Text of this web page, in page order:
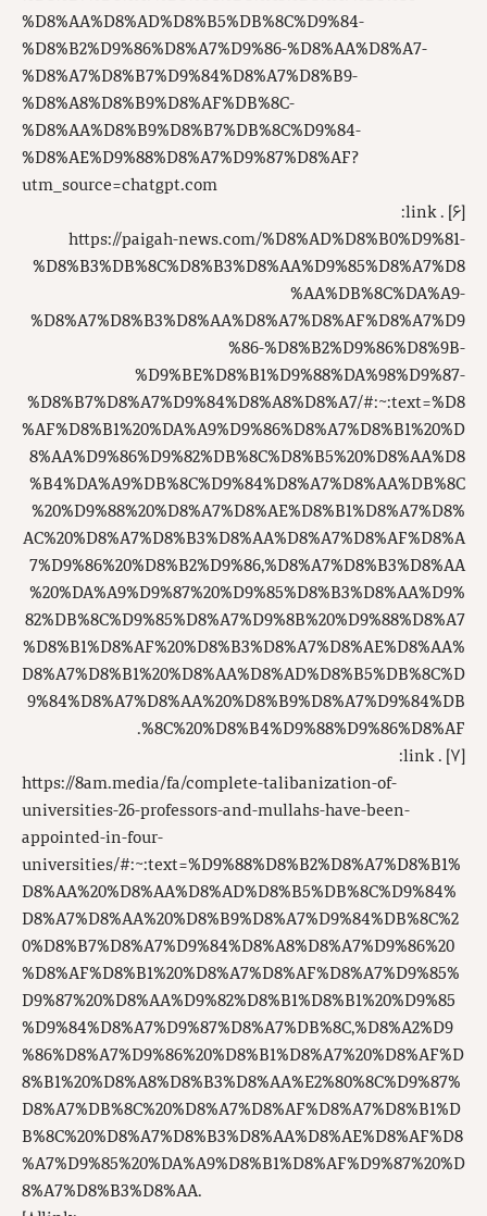
%D8%AA%D8%AD%D8%B5%DB%8C%D9%84-
%D8%B2%D9%86%D8%A7%D9%86-%D8%AA%D8%A7-
%D8%A7%D8%B7%D9%84%D8%A7%D8%B9-
%D8%A8%D8%B9%D8%AF%DB%8C-
%D8%AA%D8%B9%D8%B7%DB%8C%D9%84-
%D8%AE%D9%88%D8%A7%D9%87%D8%AF?
utm_source=chatgpt.com
[۶] . link:
https://paigah-news.com/%D8%AD%D8%B0%D9%81-
%D8%B3%DB%8C%D8%B3%D8%AA%D9%85%D8%A7%D8
%AA%DB%8C%DA%A9-
%D8%A7%D8%B3%D8%AA%D8%A7%D8%AF%D8%A7%D9
%86-%D8%B2%D9%86%D8%9B-
%D9%BE%D8%B1%D9%88%DA%98%D9%87-
%D8%B7%D8%A7%D9%84%D8%A8%D8%A7/#:~:text=%D8
%AF%D8%B1%20%DA%A9%D9%86%D8%A7%D8%B1%20%D
8%AA%D9%86%D9%82%DB%8C%D8%B5%20%D8%AA%D8
%B4%DA%A9%DB%8C%D9%84%D8%A7%D8%AA%DB%8C
%20%D9%88%20%D8%A7%D8%AE%D8%B1%D8%A7%D8%
AC%20%D8%A7%D8%B3%D8%AA%D8%A7%D8%AF%D8%A
7%D9%86%20%D8%B2%D9%86,%D8%A7%D8%B3%D8%AA
%20%DA%A9%D9%87%20%D9%85%D8%B3%D8%AA%D9%
82%DB%8C%D9%85%D8%A7%D9%8B%20%D9%88%D8%A7
%D8%B1%D8%AF%20%D8%B3%D8%A7%D8%AE%D8%AA%
D8%A7%D8%B1%20%D8%AA%D8%AD%D8%B5%DB%8C%D
9%84%D8%A7%D8%AA%20%D8%B9%D8%A7%D9%84%DB
%8C%20%D8%B4%D9%88%D9%86%D8%AF.
[۷]
. link:
https://8am.media/fa/complete-talibanization-of-
universities-26-professors-and-mullahs-have-been-
appointed-in-four-
universities/#:~:text=%D9%88%D8%B2%D8%A7%D8%B1%
D8%AA%20%D8%AA%D8%AD%D8%B5%DB%8C%D9%84%
D8%A7%D8%AA%20%D8%B9%D8%A7%D9%84%DB%8C%2
0%D8%B7%D8%A7%D9%84%D8%A8%D8%A7%D9%86%20
%D8%AF%D8%B1%20%D8%A7%D8%AF%D8%A7%D9%85%
D9%87%20%D8%AA%D9%82%D8%B1%D8%B1%20%D9%85
%D9%84%D8%A7%D9%87%D8%A7%DB%8C,%D8%A2%D9
%86%D8%A7%D9%86%20%D8%B1%D8%A7%20%D8%AF%D
8%B1%20%D8%A8%D8%B3%D8%AA%E2%80%8C%D9%87%
D8%A7%DB%8C%20%D8%A7%D8%AF%D8%A7%D8%B1%D
B%8C%20%D8%A7%D8%B3%D8%AA%D8%AE%D8%AF%D8
%A7%D9%85%20%DA%A9%D8%B1%D8%AF%D9%87%20%D
8%A7%D8%B3%D8%AA.